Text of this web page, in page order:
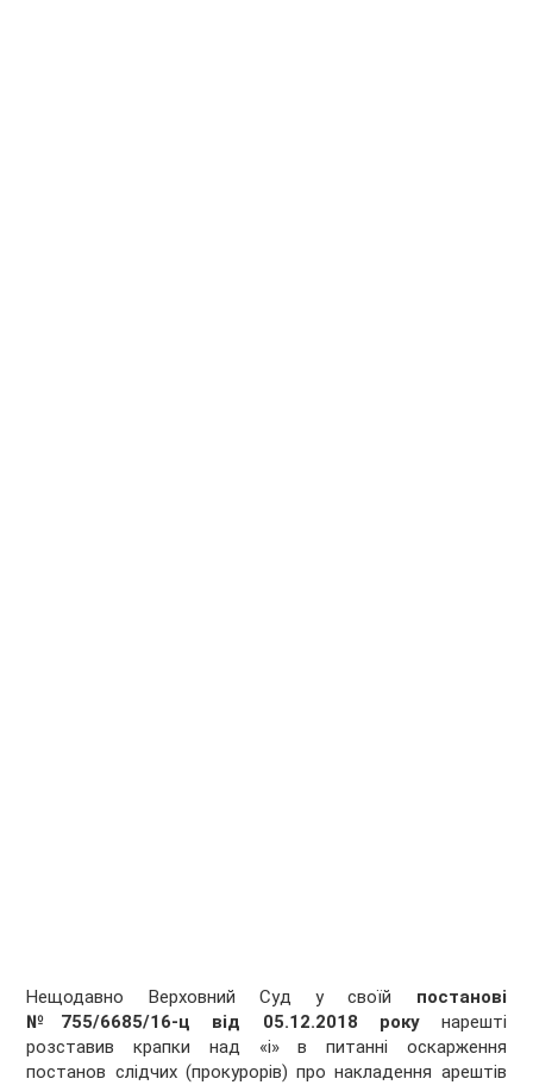
Нещодавно Верховний Суд у своїй постанові
№755/6685/16-ц від 05.12.2018 рокунарешті
розставив крапки над «і» в питанні оскарження
постанов слідчих (прокурорів) про накладення арештів